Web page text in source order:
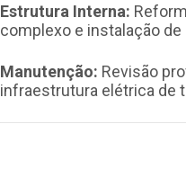
Estrutura Interna:
complexo e instalação
Manutenção: Revisão
infraestrutura elétrica de